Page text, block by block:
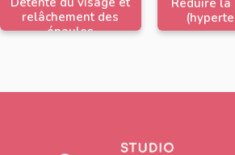
relâchement des
épaules
Réduire la